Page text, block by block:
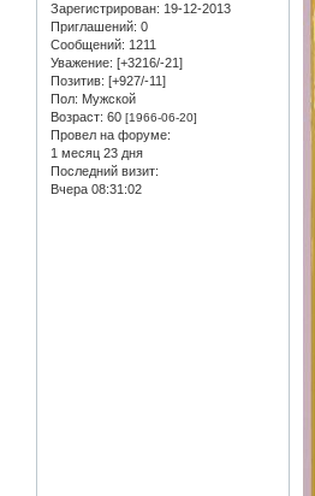
Зарегистрирован: 19-12-2013
Приглашений: 0
Сообщений: 1211
Уважение: [+3216/-21]
Позитив: [+927/-11]
Пол: Мужской
Возраст: 60 [1966-06-20]
Провел на форуме:
1 месяц 23 дня
Последний визит:
Вчера 08:31:02